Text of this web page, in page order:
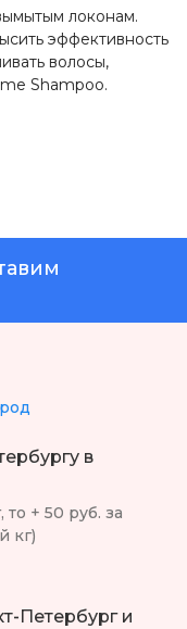
локонам.
эффективность
волосы,
Shampoo.
в
то + 50 руб. за
кг)
Петербург и